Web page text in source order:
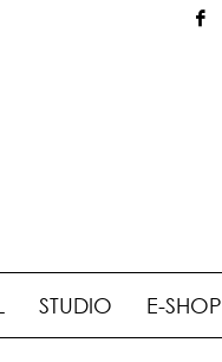
STUDIO E-SHOP